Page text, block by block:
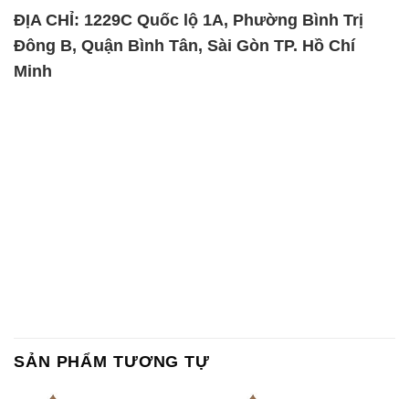
ĐỊA CHỈ: 1229C Quốc lộ 1A, Phường Bình Trị
Đông B, Quận Bình Tân, Sài Gòn TP. Hồ Chí
Minh
SẢN PHẨM TƯƠNG TỰ